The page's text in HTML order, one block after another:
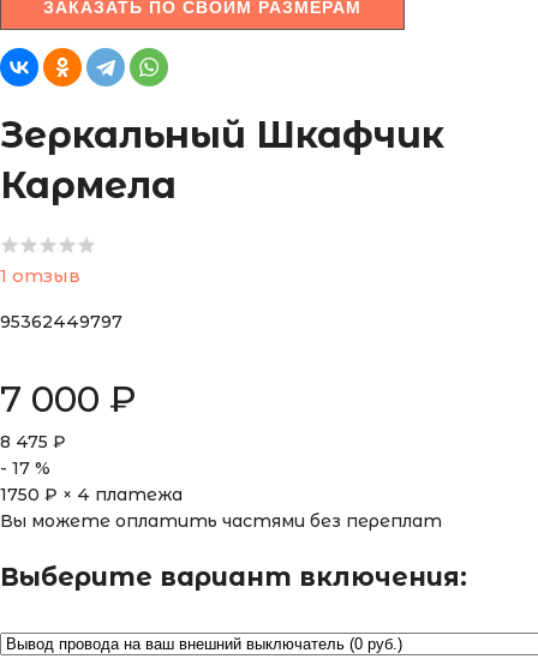
ЗАКАЗАТЬ ПО СВОИМ РАЗМЕРАМ
Зеркальный Шкафчик
Кармела
1 отзыв
95362449797
7 000 ₽
8 475 ₽
- 17 %
1750 ₽ × 4 платежа
Вы можете оплатить частями без переплат
Выберите вариант включения: